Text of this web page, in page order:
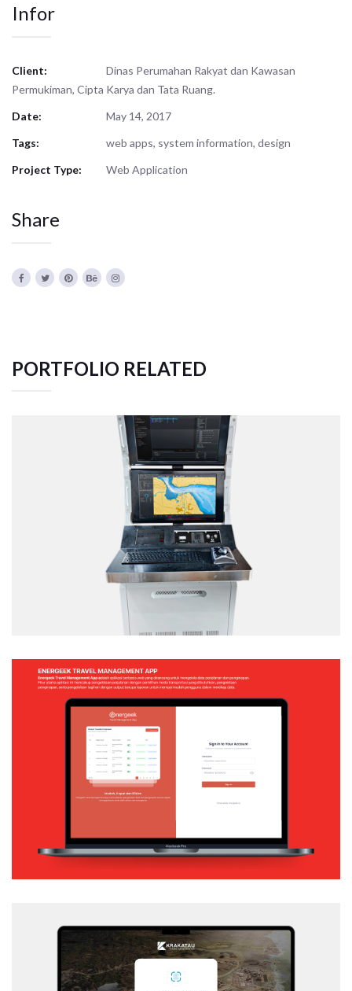
Infor
Client:
Dinas Perumahan Rakyat dan Kawasan
Permukiman, Cipta Karya dan Tata Ruang.
Date:
May 14, 2017
Tags:
web apps, system information, design
Project Type:
Web Application
Share
PORTFOLIO RELATED
TACTICAL TEAM TRAINER – NAVAL
SIMULATION SYSTEM
Web Application
ENERGEEK – TRAVEL MANAGEMENT APP
Web Application
KSI – SSO